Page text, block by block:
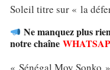
Soleil titre sur « la
Ne manquez plus
notre chaîne